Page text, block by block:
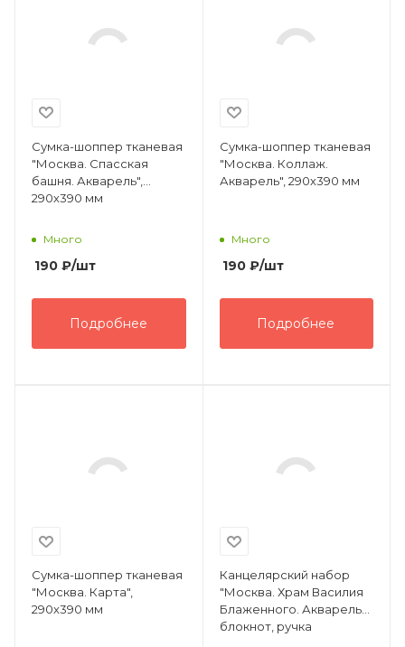
Сумка-шоппер тканевая
"Москва. Спасская
башня. Акварель",
290х390 мм
Много
190 ₽/шт
Подробнее
Сумка-шоппер тканевая
"Москва. Коллаж.
Акварель", 290х390 мм
Много
190₽/шт
Подробнее
Сумка-шоппер тканевая
"Москва. Карта",
290х390 мм
Канцелярский набор
"Москва. Храм Василия
Блаженного. Акварель":
блокнот, ручка